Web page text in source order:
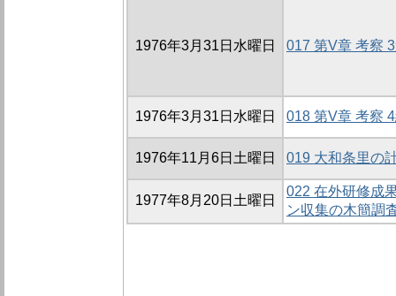
1976年3月31日水曜日 017 第V章 考察
1976年3月31日水曜日 018 第V章 考察
1976年11月6日土曜日 019 大和条里の
1977年8月20日土曜日
022 在外研修成
ン収集の木簡調